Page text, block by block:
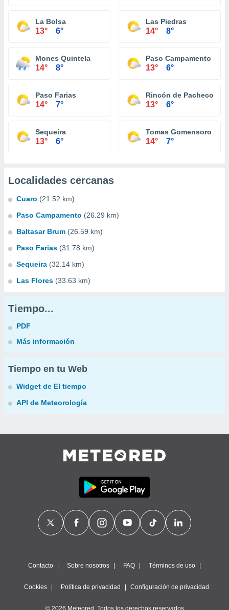
La Bolsa
13° 6°
Las Piedras
14° 8°
Mones Quintela
14° 8°
Paso Campamento
13° 6°
Paso Farias
14° 7°
Rincón de Pacheco
13° 6°
Sequeira
13° 6°
Tomas Gomensoro
14° 7°
Localidades cercanas
Cuaro (21.52 km)
Paso Campamento (26.29 km)
Baltasar Brum (26.59 km)
Paso Farias (31.78 km)
Sequeira (32.14 km)
Las Flores (33.63 km)
Tiempo...
PDF
Más información
Tiempo en tu Web
Widget de El tiempo
API de Meteorología
Contacto Sobre nosotros FAQ Términos de uso
Cookies Política de privacidad Configuración de privacidad
© 2026 Meteored. Todos los derechos reservados